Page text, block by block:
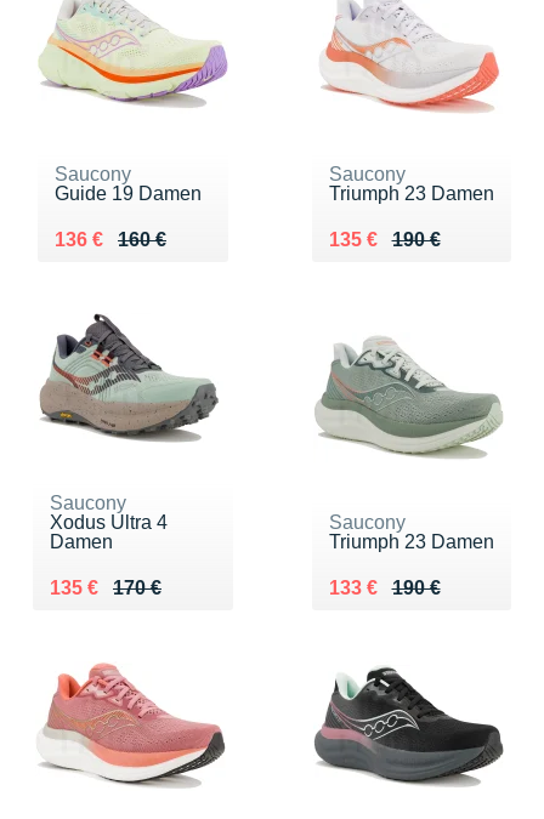
Saucony
Guide 19 Damen
160 €
Au lieu de 160 €
136 €
Vendu 136 €
Saucony
Triumph 23 Damen
190 €
Au lieu de 190 €
135 €
Vendu 135 €
Saucony
Xodus Ultra 4
Damen
170 €
Au lieu de 170 €
135 €
Vendu 135 €
Saucony
Triumph 23 Damen
190 €
Au lieu de 190 €
133 €
Vendu 133 €